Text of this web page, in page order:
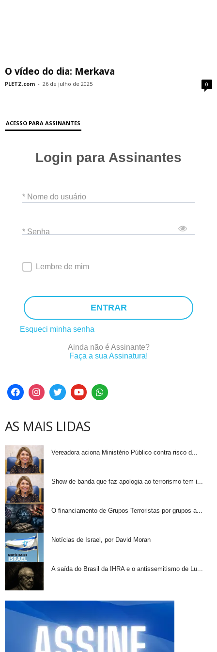
O vídeo do dia: Merkava
PLETZ.com - 26 de julho de 2025 0
ACESSO PARA ASSINANTES
Login para Assinantes
* Nome do usuário
* Senha
Lembre de mim
ENTRAR
Esqueci minha senha
Ainda não é Assinante?
Faça a sua Assinatura!
AS MAIS LIDAS
Vereadora aciona Ministério Público contra risco d...
Show de banda que faz apologia ao terrorismo tem i...
O financiamento de Grupos Terroristas por grupos a...
Notícias de Israel, por David Moran
A saída do Brasil da IHRA e o antissemitismo de Lu...